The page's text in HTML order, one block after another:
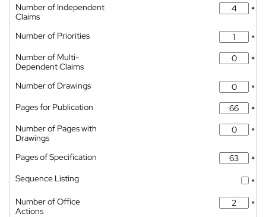
Number of Independent
Claims
*
Number of Priorities
*
Number of Multi-
Dependent Claims
*
Number of Drawings
*
Pages for Publication
*
Number of Pages with
Drawings
*
Pages of Specification
*
Sequence Listing
*
Number of Office
Actions
*